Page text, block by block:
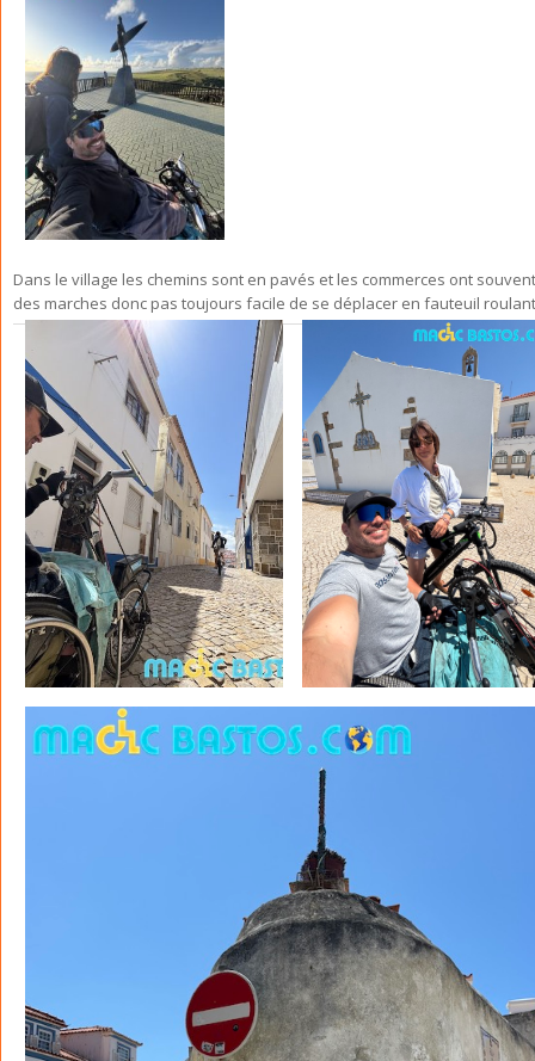
Dans le village les chemins sont en pavés et les commerces ont souvent
des marches donc pas toujours facile de se déplacer en fauteuil